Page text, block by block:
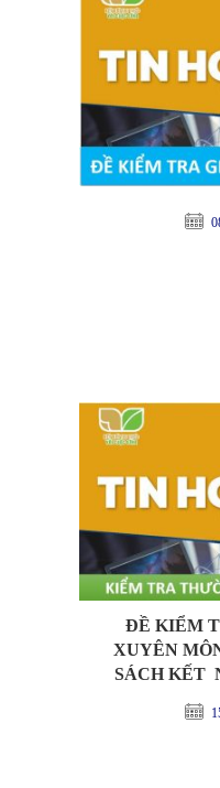
ĐỀ KIỂM
XUYÊN
SÁCH KẾT